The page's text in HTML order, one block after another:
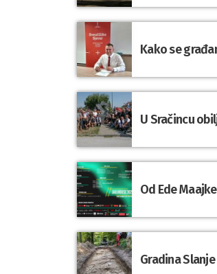
Kako se
U Sračincu
Od Ede
Gradina